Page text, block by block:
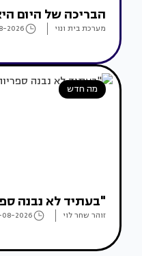
הבריכה של היום
מערכת בית ונוי 2026
מה חדש
"בעתיד לא נבנה
זוהר שחר לוי 08-2026